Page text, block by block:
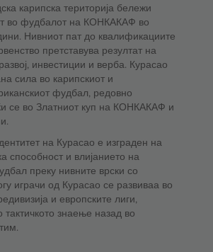
карипска територија бележи
во фудбалот на КОНКАКАФ во
Нивниот пат до квалификациите
претставува резултат на
инвестиции и верба. Курасао
сила во карипскиот и
фудбал, редовно
се во Златниот куп на КОНКАКАФ и
на Курасао е изграден на
способност и влијанието на
преку нивните врски со
играчи од Курасао се развиваа во
и европските лиги,
тактичкото знаење назад во